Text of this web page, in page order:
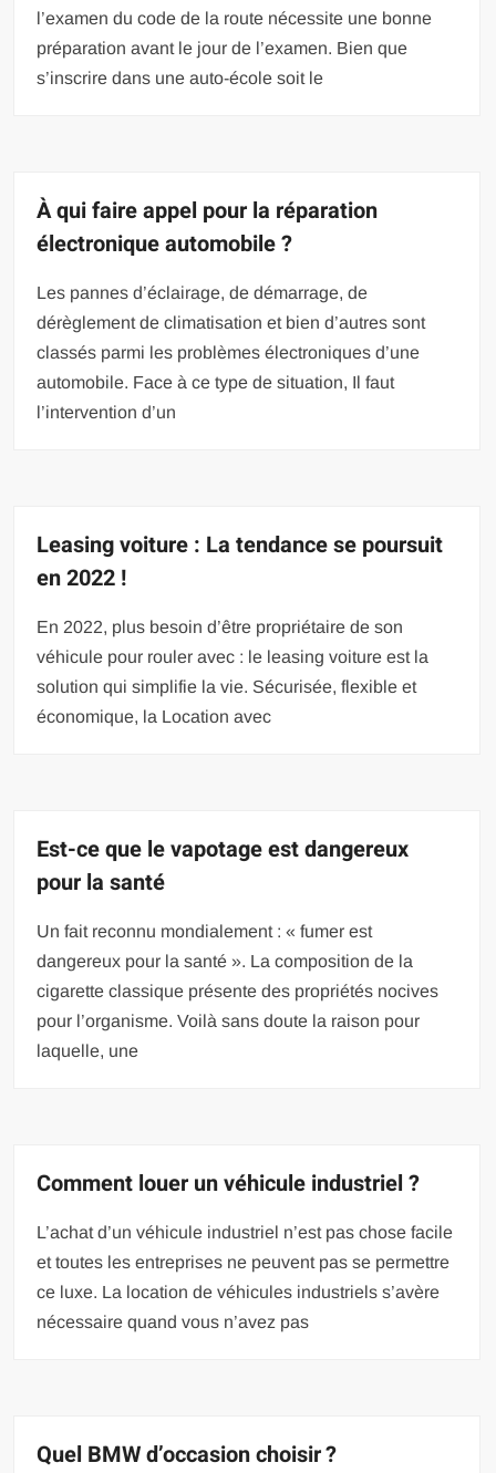
l’examen du code de la route nécessite une bonne
préparation avant le jour de l’examen. Bien que
s’inscrire dans une auto-école soit le
À qui faire appel pour la réparation
électronique automobile ?
Les pannes d’éclairage, de démarrage, de
dérèglement de climatisation et bien d’autres sont
classés parmi les problèmes électroniques d’une
automobile. Face à ce type de situation, Il faut
l’intervention d’un
Leasing voiture : La tendance se poursuit
en 2022 !
En 2022, plus besoin d’être propriétaire de son
véhicule pour rouler avec : le leasing voiture est la
solution qui simplifie la vie. Sécurisée, flexible et
économique, la Location avec
Est-ce que le vapotage est dangereux
pour la santé
Un fait reconnu mondialement : « fumer est
dangereux pour la santé ». La composition de la
cigarette classique présente des propriétés nocives
pour l’organisme. Voilà sans doute la raison pour
laquelle, une
Comment louer un véhicule industriel ?
L’achat d’un véhicule industriel n’est pas chose facile
et toutes les entreprises ne peuvent pas se permettre
ce luxe. La location de véhicules industriels s’avère
nécessaire quand vous n’avez pas
Quel BMW d’occasion choisir ?